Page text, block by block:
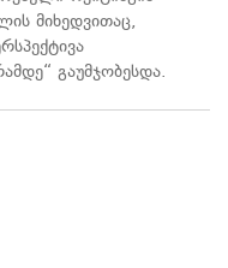
მიხედვითაც,
გაუმჯობესდა.